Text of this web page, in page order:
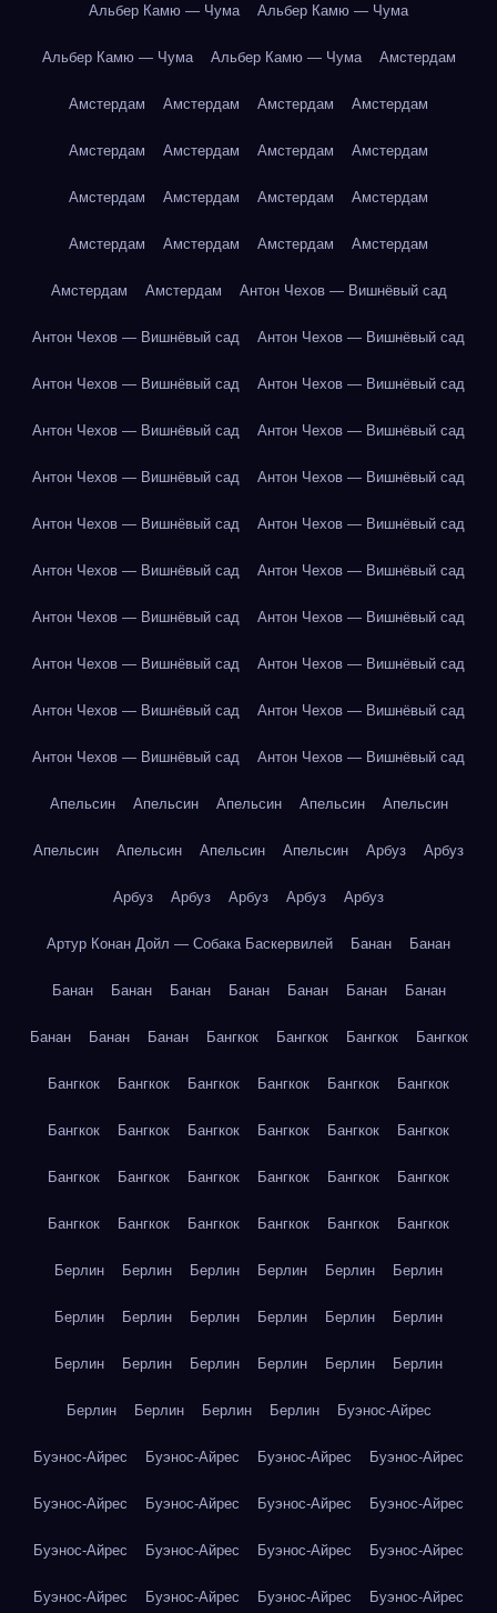
Альбер Камю — Чума Альбер Камю — Чума
Альбер Камю — Чума Альбер Камю — Чума Амстердам
Амстердам Амстердам Амстердам Амстердам
Амстердам Амстердам Амстердам Амстердам
Амстердам Амстердам Амстердам Амстердам
Амстердам Амстердам Амстердам Амстердам
Амстердам Амстердам Антон Чехов — Вишнёвый сад
Антон Чехов — Вишнёвый сад Антон Чехов — Вишнёвый сад
Антон Чехов — Вишнёвый сад Антон Чехов — Вишнёвый сад
Антон Чехов — Вишнёвый сад Антон Чехов — Вишнёвый сад
Антон Чехов — Вишнёвый сад Антон Чехов — Вишнёвый сад
Антон Чехов — Вишнёвый сад Антон Чехов — Вишнёвый сад
Антон Чехов — Вишнёвый сад Антон Чехов — Вишнёвый сад
Антон Чехов — Вишнёвый сад Антон Чехов — Вишнёвый сад
Антон Чехов — Вишнёвый сад Антон Чехов — Вишнёвый сад
Антон Чехов — Вишнёвый сад Антон Чехов — Вишнёвый сад
Антон Чехов — Вишнёвый сад Антон Чехов — Вишнёвый сад
Апельсин Апельсин Апельсин Апельсин Апельсин
Апельсин Апельсин Апельсин Апельсин Арбуз Арбуз
Арбуз Арбуз Арбуз Арбуз Арбуз
Артур Конан Дойл — Собака Баскервилей Банан Банан
Банан Банан Банан Банан Банан Банан Банан
Банан Банан Банан Бангкок Бангкок Бангкок Бангкок
Бангкок Бангкок Бангкок Бангкок Бангкок Бангкок
Бангкок Бангкок Бангкок Бангкок Бангкок Бангкок
Бангкок Бангкок Бангкок Бангкок Бангкок Бангкок
Бангкок Бангкок Бангкок Бангкок Бангкок Бангкок
Берлин Берлин Берлин Берлин Берлин Берлин
Берлин Берлин Берлин Берлин Берлин Берлин
Берлин Берлин Берлин Берлин Берлин Берлин
Берлин Берлин Берлин Берлин Буэнос-Айрес
Буэнос-Айрес Буэнос-Айрес Буэнос-Айрес Буэнос-Айрес
Буэнос-Айрес Буэнос-Айрес Буэнос-Айрес Буэнос-Айрес
Буэнос-Айрес Буэнос-Айрес Буэнос-Айрес Буэнос-Айрес
Буэнос-Айрес Буэнос-Айрес Буэнос-Айрес Буэнос-Айрес